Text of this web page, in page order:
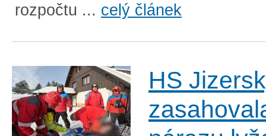
rozpočtu ... celý článek
HS